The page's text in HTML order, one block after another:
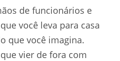
de funcionários e
você leva para casa
que você imagina.
vier de fora com